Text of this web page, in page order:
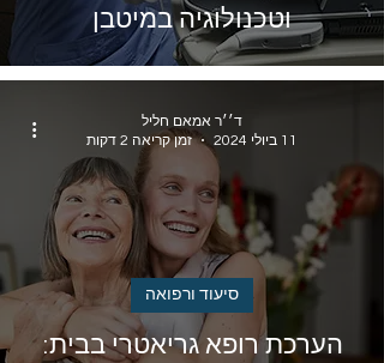
וטכנולוגיה במיטבן
הערכת רופא גריאטרי בבית:
סיעוד ורפואה
ד׳׳ר אמאם חליל
11 ביולי 2024
זמן קריאה 2 דקות